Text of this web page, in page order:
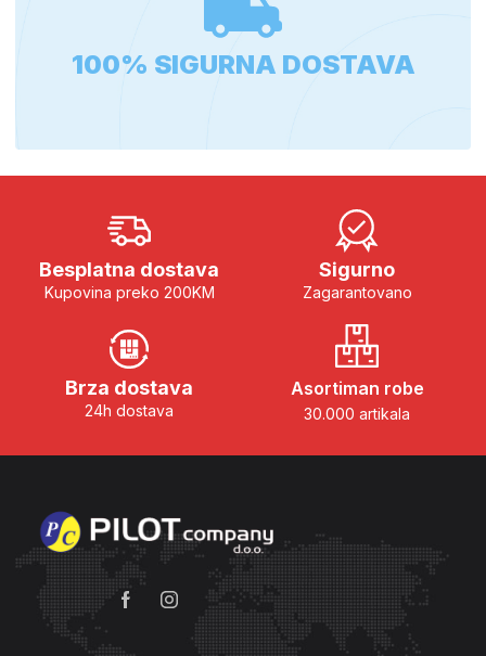
100% SIGURNA DOSTAVA
Besplatna dostava
Kupovina preko 200KM
Sigurno
Zagarantovano
Brza dostava
24h dostava
Asortiman robe
30.000 artikala